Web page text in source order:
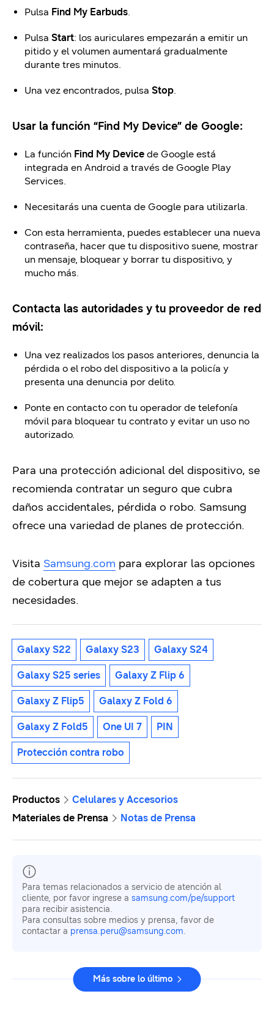
Pulsa Find My Earbuds.
Pulsa Start: los auriculares empezarán a emitir un
pitido y el volumen aumentará gradualmente
durante tres minutos.
Una vez encontrados, pulsa Stop.
Usar la función “Find My Device” de Google:
La función Find My Device de Google está
integrada en Android a través de Google Play
Services.
Necesitarás una cuenta de Google para utilizarla.
Con esta herramienta, puedes establecer una nueva
contraseña, hacer que tu dispositivo suene, mostrar
un mensaje, bloquear y borrar tu dispositivo, y
mucho más.
Contacta las autoridades y tu proveedor de red
móvil:
Una vez realizados los pasos anteriores, denuncia la
pérdida o el robo del dispositivo a la policía y
presenta una denuncia por delito.
Ponte en contacto con tu operador de telefonía
móvil para bloquear tu contrato y evitar un uso no
autorizado.
Para una protección adicional del dispositivo, se
recomienda contratar un seguro que cubra
daños accidentales, pérdida o robo. Samsung
ofrece una variedad de planes de protección.
Visita Samsung.com para explorar las opciones
de cobertura que mejor se adapten a tus
necesidades.
Galaxy S22 Galaxy S23 Galaxy S24
Galaxy S25 series Galaxy Z Flip 6
Galaxy Z Flip5 Galaxy Z Fold 6
Galaxy Z Fold5 One UI 7 PIN
Protección contra robo
Productos
Celulares y Accesorios
Materiales de Prensa
Notas de Prensa
Para temas relacionados a servicio de atención al
cliente, por favor ingrese a samsung.com/pe/support
para recibir asistencia.
Para consultas sobre medios y prensa, favor de
contactar a prensa.peru@samsung.com.
Más sobre lo último